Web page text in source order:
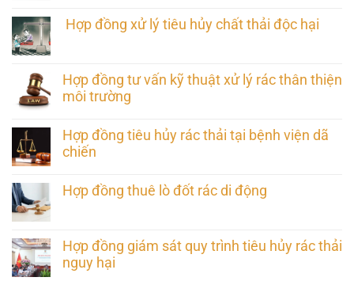
Hợp đồng xử lý tiêu hủy chất thải độc hại
Hợp đồng tư vấn kỹ thuật xử lý rác thân thiện
môi trường
Hợp đồng tiêu hủy rác thải tại bệnh viện dã
chiến
Hợp đồng thuê lò đốt rác di động
Hợp đồng giám sát quy trình tiêu hủy rác thải
nguy hại